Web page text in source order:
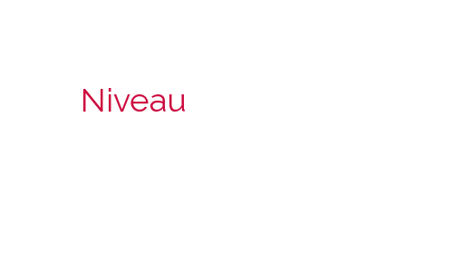
Niveau